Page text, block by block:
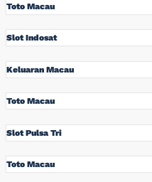
Toto Macau
Slot Indosat
Keluaran Macau
Toto Macau
Slot Pulsa Tri
Toto Macau